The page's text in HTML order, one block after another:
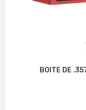
BOITE DE